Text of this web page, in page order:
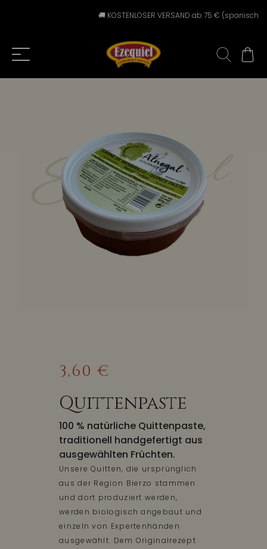
🚚 KOSTENLOSER VERSAND ab 75 €
3,60 €
Quittenpaste
100 % natürliche Quittenpaste,
traditionell handgefertigt aus
ausgewählten Früchten.
Unsere Quitten, die ursprünglich
aus der Region Bierzo stammen
und dort produziert werden,
werden biologisch angebaut und
einzeln von Expertenhänden
ausgewählt. Dem Originalrezept